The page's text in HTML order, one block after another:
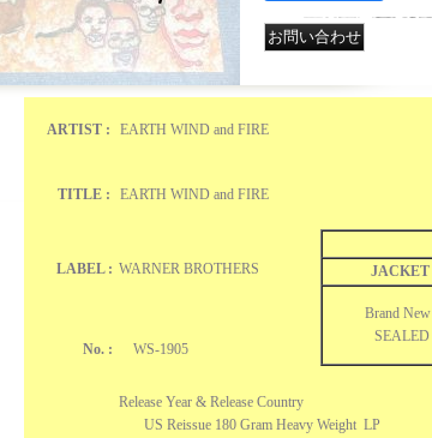
ARTIST : EARTH WIND and FIRE
TITLE : EARTH WIND and FIRE
LABEL : WARNER BROTHERS
JACKET
Brand New
SEALED
No. : WS-1905
Release Year & Release Country
US Reissue 180 Gram Heavy Weight LP